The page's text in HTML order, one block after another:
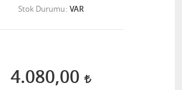
Stok Durumu VAR
4.080,00